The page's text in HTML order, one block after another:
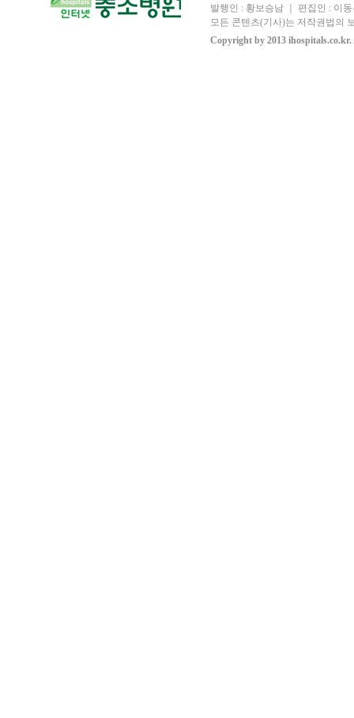
발행인 : 황보승남 ｜ 편집인 : 이
모든 콘텐츠(기사)는 저작권법의
Copyright by 2013 ihospitals.co.kr.